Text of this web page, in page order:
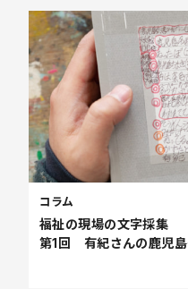
福祉の現場の文字採集
第1回 有紀さんの鹿児
コラム